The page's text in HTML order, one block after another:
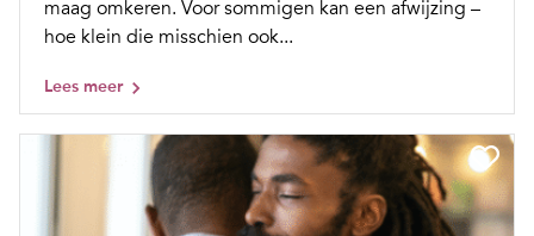
maag omkeren. Voor sommigen kan een afwijzing –
hoe klein die misschien ook...
Lees meer